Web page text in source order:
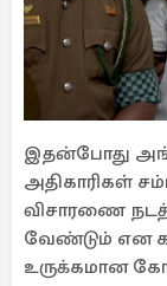
இதன்போது
அதிகாரிகள்
விசாரணை
வேண்டும் என
உருக்கமான